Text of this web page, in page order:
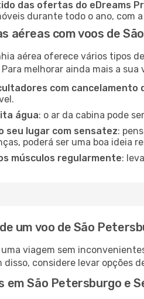
das ofertas do eDreams
durante todo o ano, com
aéreas com voos de
aérea oferece vários tipos
melhorar ainda mais a
com cancelamento
água: o ar da cabina pode
seu lugar com sensatez:
poderá ser uma boa ideia
músculos regularmente:
um voo de São
viagem sem
disso, considere levar opções
em São Petersburgo e